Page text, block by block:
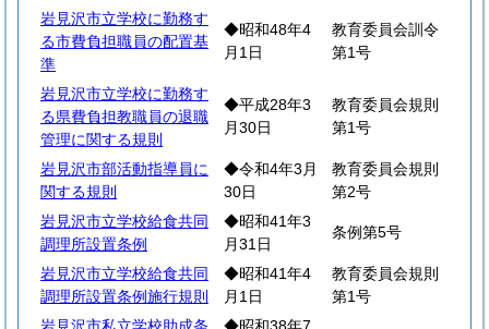
岩見沢市立学校に勤務す
る市費負担職員の配置基
準
◆昭和48年4
月1日
教育委員会訓令
第1号
岩見沢市立学校に勤務す
る県費負担教職員の退職
管理に関する規則
◆平成28年3
月30日
教育委員会規則
第1号
岩見沢市部活動指導員に
関する規則
◆令和4年3月
30日
教育委員会規則
第2号
岩見沢市立学校給食共同
調理所設置条例
◆昭和41年3
月31日
条例第5号
岩見沢市立学校給食共同
調理所設置条例施行規則
◆昭和41年4
月1日
教育委員会規則
第1号